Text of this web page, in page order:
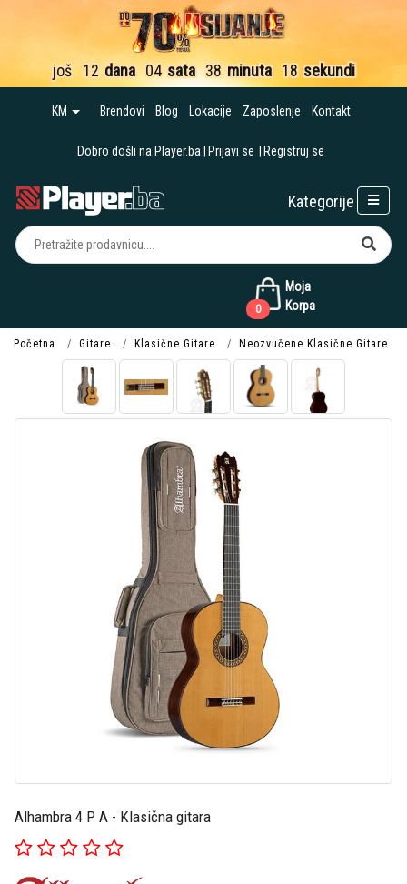
još 12 dana 04 sata 38 minuta 18 sekundi
KM Brendovi Blog Lokacije Zaposlenje Kontakt
Dobro došli na Player.ba Prijavi se Registruj se
Moja
Korpa
0
Kategorije
Početna Gitare Klasične Gitare Neozvučene Klasične Gitare
Alhambra 4 P A - Klasična gitara